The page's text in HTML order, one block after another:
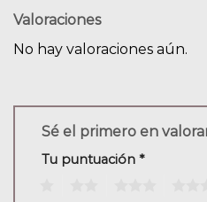
Valoraciones
No hay valoraciones aún.
Sé el primero en
Tu puntuación *